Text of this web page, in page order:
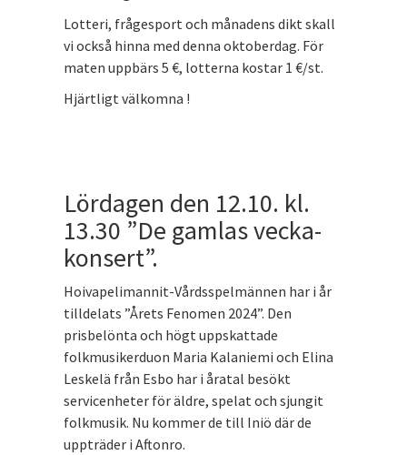
Lotteri, frågesport och månadens dikt skall
vi också hinna med denna oktoberdag. För
maten uppbärs 5 €, lotterna kostar 1 €/st.
Hjärtligt välkomna !
Lördagen den 12.10. kl.
13.30 ”De gamlas vecka-
konsert”.
Hoivapelimannit-Vårdsspelmännen har i år
tilldelats ”Årets Fenomen 2024”. Den
prisbelönta och högt uppskattade
folkmusikerduon Maria Kalaniemi och Elina
Leskelä från Esbo har i åratal besökt
servicenheter för äldre, spelat och sjungit
folkmusik. Nu kommer de till Iniö där de
uppträder i Aftonro.